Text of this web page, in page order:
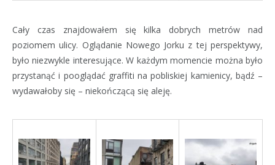
Cały czas znajdowałem się kilka dobrych metrów nad
poziomem ulicy. Oglądanie Nowego Jorku z tej perspektywy,
było niezwykle interesujące. W każdym momencie można było
przystanąć i pooglądać graffiti na pobliskiej kamienicy, bądź –
wydawałoby się – niekończącą się aleję.